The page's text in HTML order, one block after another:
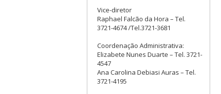
Vice-diretor
Raphael Falcão da Hora – Tel.
3721-4674 /Tel.3721-3681
Coordenação Administrativa:
Elizabete Nunes Duarte – Tel. 3721-
4547
Ana Carolina Debiasi Auras – Tel.
3721-4195